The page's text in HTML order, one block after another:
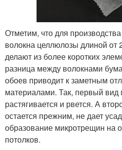
Отметим, что для
волокна целлюлозы длиной от
делают из более коротких
разница между волокнами
обоев приводит к заметным
материалами. Так, первый вид
растягивается и рвется. А
остается прежним, не дает
образование микротрещин на
потолков.